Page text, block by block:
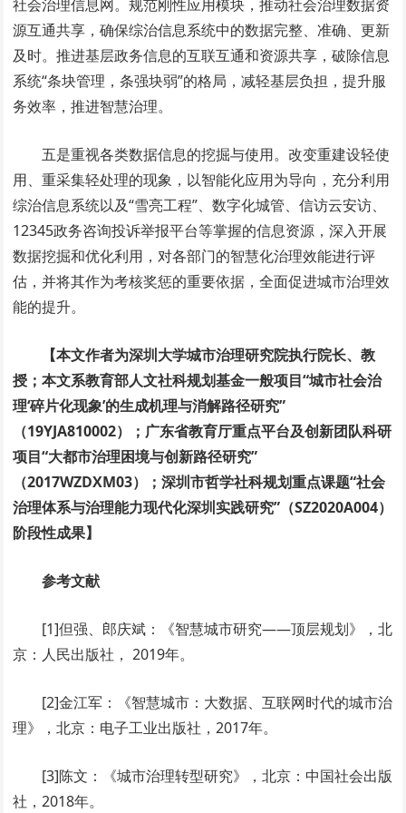
社会治理信息网。规范刚性应用模块，推动社会治理数据资
源互通共享，确保综治信息系统中的数据完整、准确、更新
及时。推进基层政务信息的互联互通和资源共享，破除信息
系统“条块管理，条强块弱”的格局，减轻基层负担，提升服
务效率，推进智慧治理。
五是重视各类数据信息的挖掘与使用。改变重建设轻使
用、重采集轻处理的现象，以智能化应用为导向，充分利用
综治信息系统以及“雪亮工程”、数字化城管、信访云安访、
12345政务咨询投诉举报平台等掌握的信息资源，深入开展
数据挖掘和优化利用，对各部门的智慧化治理效能进行评
估，并将其作为考核奖惩的重要依据，全面促进城市治理效
能的提升。
【本文作者为深圳大学城市治理研究院执行院长、教
授；本文系教育部人文社科规划基金一般项目“城市社会治
理‘碎片化现象’的生成机理与消解路径研究”
（19YJA810002）；广东省教育厅重点平台及创新团队科研
项目“大都市治理困境与创新路径研究”
（2017WZDXM03）；深圳市哲学社科规划重点课题“社会
治理体系与治理能力现代化深圳实践研究”（SZ2020A004）
阶段性成果】
参考文献
[1]但强、郎庆斌：《智慧城市研究——顶层规划》，北
京：人民出版社， 2019年。
[2]金江军：《智慧城市：大数据、互联网时代的城市治
理》，北京：电子工业出版社，2017年。
[3]陈文：《城市治理转型研究》，北京：中国社会出版
社，2018年。